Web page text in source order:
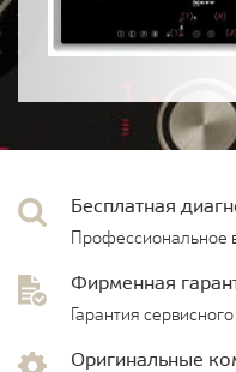
Бесплатная
Профессиональное
Фирменная
Гарантия
Оригинальные